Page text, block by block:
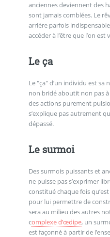
anciennes deviennent des
sont jamais comblées. Le
arrière parfois
accéder à l’être que l’on est
Le ça
Le "ça" d’un individu est sa
non bridé aboutit non pas à
des actions purement
s’explique pas autrement
dépassé.
Le surmoi
Des surmois puissants et
ne puisse pas s’exprimer
constitué chaque fois
pour lui permettre de
sera au milieu des autres
complexe d’œdipe, un
est façonné à partir de